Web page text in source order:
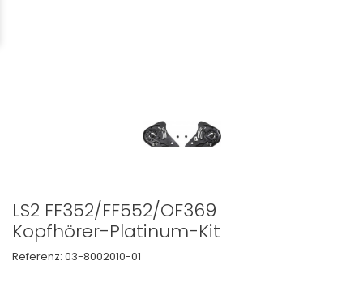
LS2 FF352/FF552/OF369
Kopfhörer-Platinum-Kit
Referenz: 03-8002010-01